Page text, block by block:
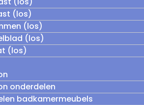
(los)
(los)
(los)
(los)
onderdelen
badkamermeubels